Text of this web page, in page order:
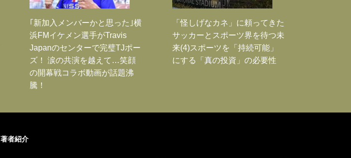
｢新加入メンバーかと思った｣横
浜FMイケメン選手がTravis
Japanのセンターで完璧TJポー
ズ！ 涙の共演を越えて…笑顔
の開幕戦コラボ動画が話題沸
騰！
「怪しげなカネ」に頼ってきた
サッカーとスポーツ界を待つ未
来(4)スポーツを「持続可能」
にする「真の投資」の必要性
著者紹介